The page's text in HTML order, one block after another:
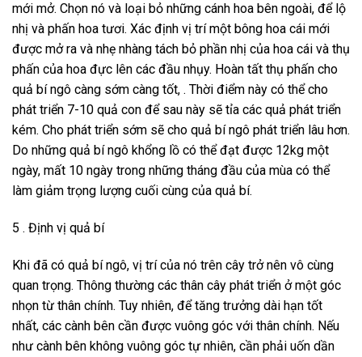
mới mở. Chọn nó và loại bỏ những cánh hoa bên ngoài, để lộ
nhị và phấn hoa tươi. Xác định vị trí một bông hoa cái mới
được mở ra và nhẹ nhàng tách bỏ phần nhị của hoa cái và thụ
phấn của hoa đực lên các đầu nhụy. Hoàn tất thụ phấn cho
quả bí ngô càng sớm càng tốt, . Thời điểm này có thể cho
phát triển 7-10 quả con để sau này sẽ tỉa các quả phát triển
kém. Cho phát triển sớm sẽ cho quả bí ngô phát triển lâu hơn.
Do những quả bí ngô khổng lồ có thể đạt được 12kg một
ngày, mất 10 ngày trong những tháng đầu của mùa có thể
làm giảm trọng lượng cuối cùng của quả bí.
5 . Định vị quả bí
Khi đã có quả bí ngô, vị trí của nó trên cây trở nên vô cùng
quan trọng. Thông thường các thân cây phát triển ở một góc
nhọn từ thân chính. Tuy nhiên, để tăng trưởng dài hạn tốt
nhất, các cành bên cần được vuông góc với thân chính. Nếu
như cành bên không vuông góc tự nhiên, cần phải uốn dần